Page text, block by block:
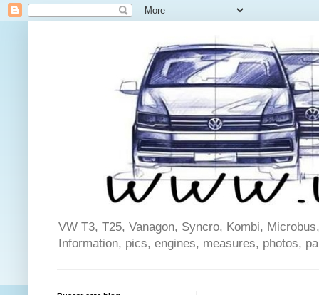
VW T3, T25, Vanagon, Syncro, Kombi,
Information, pics, engines, measures, photos,